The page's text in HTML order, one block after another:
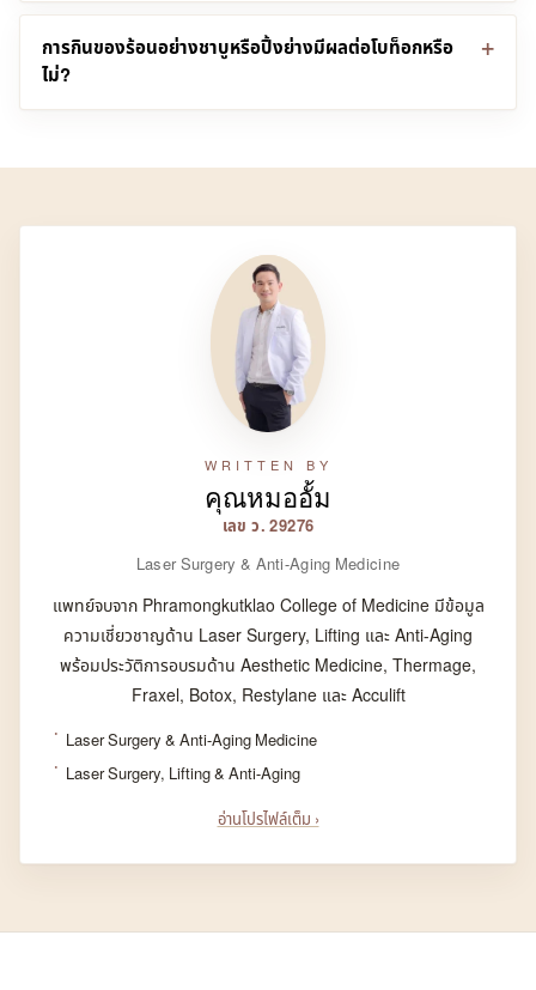
การกินของร้อนอย่างชาบูหรือปิ้งย่างมีผลต่อโบท็อกหรือ
ไม่?
WRITTEN BY
คุณหมออั้ม
เลข ว. 29276
Laser Surgery & Anti-Aging Medicine
แพทย์จบจาก Phramongkutklao College of Medicine มีข้อมูล
ความเชี่ยวชาญด้าน Laser Surgery, Lifting และ Anti-Aging
พร้อมประวัติการอบรมด้าน Aesthetic Medicine, Thermage,
Fraxel, Botox, Restylane และ Acculift
Laser Surgery & Anti-Aging Medicine
Laser Surgery, Lifting & Anti-Aging
อ่านโปรไฟล์เต็ม ›